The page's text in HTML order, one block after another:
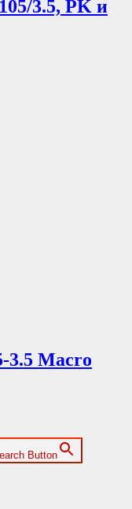
3.5, PK и
3.5 Macro
Button